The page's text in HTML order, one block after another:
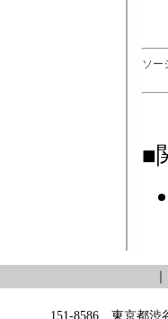
ソー
■
｜
151-8586 東京都渋